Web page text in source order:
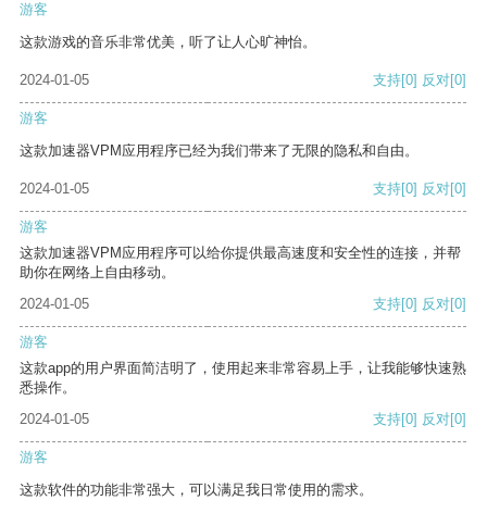
游客
这款游戏的音乐非常优美，听了让人心旷神怡。
2024-01-05 支持[0] 反对[0]
游客
这款加速器VPM应用程序已经为我们带来了无限的隐私和自由。
2024-01-05 支持[0] 反对[0]
游客
这款加速器VPM应用程序可以给你提供最高速度和安全性的连接，并帮
助你在网络上自由移动。
2024-01-05
支持[0] 反对[0]
游客
这款app的用户界面简洁明了，使用起来非常容易上手，让我能够快速熟
悉操作。
2024-01-05
支持[0] 反对[0]
游客
这款软件的功能非常强大，可以满足我日常使用的需求。